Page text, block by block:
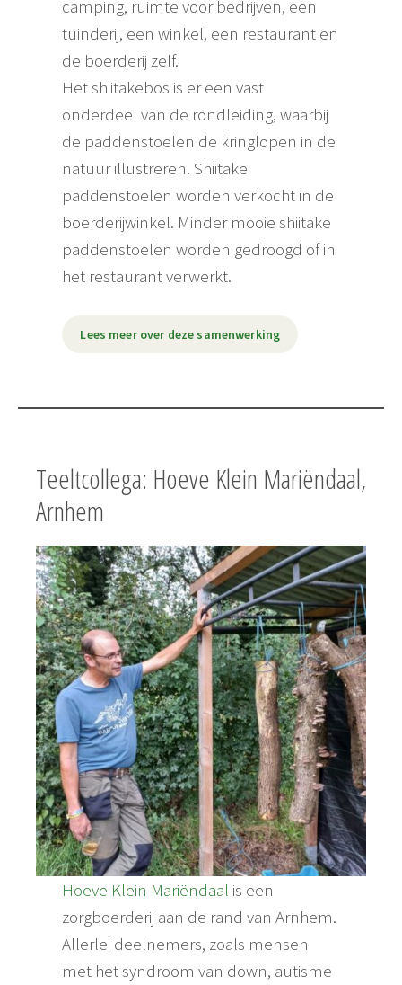
camping, ruimte voor bedrijven, een
tuinderij, een winkel, een restaurant en
de boerderij zelf.
Het shiitakebos is er een vast
onderdeel van de rondleiding, waarbij
de paddenstoelen de kringlopen in de
natuur illustreren. Shiitake
paddenstoelen worden verkocht in de
boerderijwinkel. Minder mooie shiitake
paddenstoelen worden gedroogd of in
het restaurant verwerkt.
Lees meer over deze samenwerking
Teeltcollega: Hoeve Klein Mariëndaal,
Arnhem
Hoeve Klein Mariëndaal is een
zorgboerderij aan de rand van Arnhem.
Allerlei deelnemers, zoals mensen
met het syndroom van down, autisme